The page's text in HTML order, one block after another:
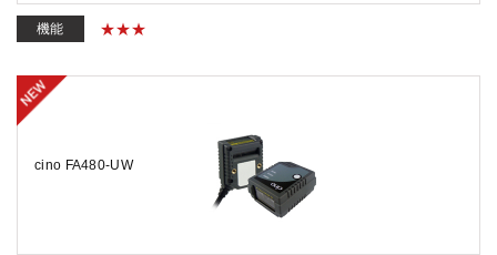
機能
cino FA480-UW